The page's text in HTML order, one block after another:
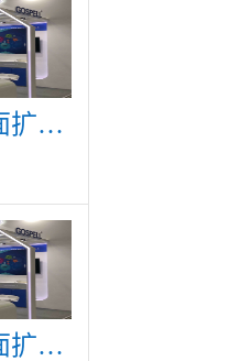
高斯贝尔产品线全面扩展，众多新产品亮相CommunicAsia 2019
高斯贝尔产品线全面扩展，众多新产品亮相CommunicAsia 2019